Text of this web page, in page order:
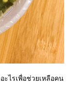
ะไรเพื่อช่วยเหลือคน